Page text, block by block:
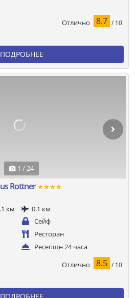
Отлично 8.7 / 10
ПОДРОБНЕЕ
1 / 24
Rottner★★★★
км
0.1 км
Сейф
Ресторан
Ресепшн 24 часа
Отлично 8.5 / 10
ПОДРОБНЕЕ